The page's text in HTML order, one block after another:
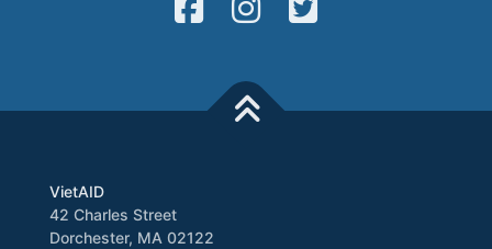
VietAID
42 Charles Street
Dorchester, MA 02122